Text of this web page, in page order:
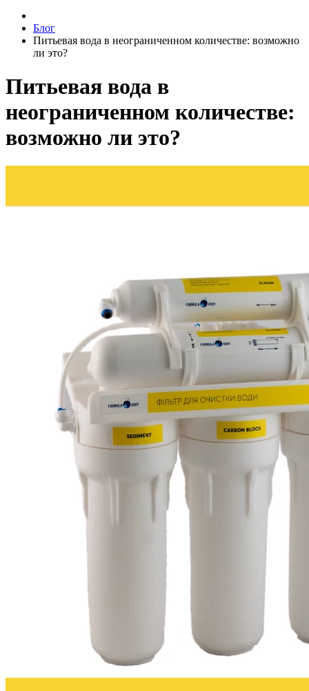
Блог
Питьевая вода в неограниченном количестве: возможно
ли это?
Питьевая вода в
неограниченном количестве:
возможно ли это?